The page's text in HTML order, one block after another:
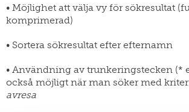
finnish
yearbook
of
research
publicera
hos
strategi
dissertation-
priset
FI
EN
• Möjlighet att välja vy för sökresultat
komprimerad)
• Sortera sökresultat efter efternamn
• Användning av trunkeringstecken (*
också möjligt när man söker med
avresa